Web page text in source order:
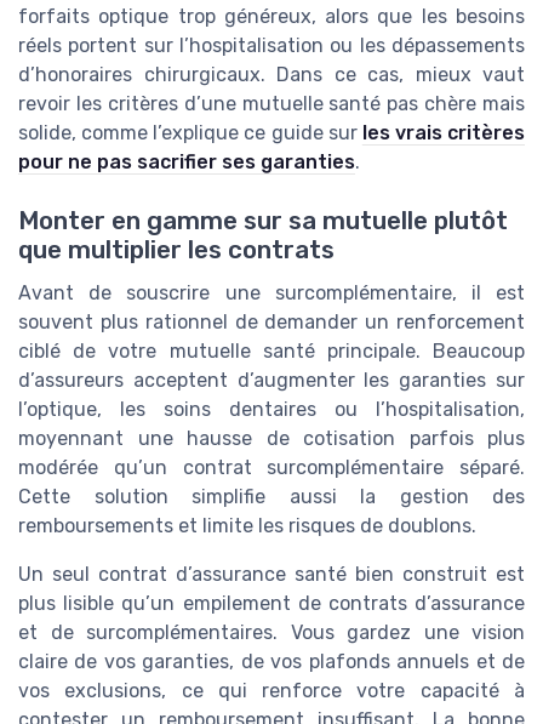
forfaits optique trop généreux, alors que les besoins
réels portent sur l’hospitalisation ou les dépassements
d’honoraires chirurgicaux. Dans ce cas, mieux vaut
revoir les critères d’une mutuelle santé pas chère mais
solide, comme l’explique ce guide sur les vrais critères
pour ne pas sacrifier ses garanties.
Monter en gamme sur sa mutuelle plutôt
que multiplier les contrats
Avant de souscrire une surcomplémentaire, il est
souvent plus rationnel de demander un renforcement
ciblé de votre mutuelle santé principale. Beaucoup
d’assureurs acceptent d’augmenter les garanties sur
l’optique, les soins dentaires ou l’hospitalisation,
moyennant une hausse de cotisation parfois plus
modérée qu’un contrat surcomplémentaire séparé.
Cette solution simplifie aussi la gestion des
remboursements et limite les risques de doublons.
Un seul contrat d’assurance santé bien construit est
plus lisible qu’un empilement de contrats d’assurance
et de surcomplémentaires. Vous gardez une vision
claire de vos garanties, de vos plafonds annuels et de
vos exclusions, ce qui renforce votre capacité à